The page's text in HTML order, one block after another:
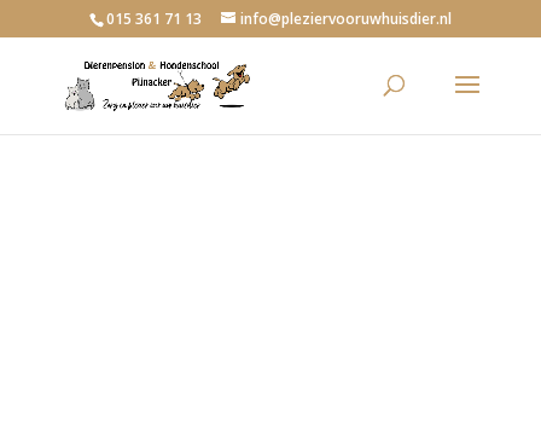
015 361 71 13 info@pleziervooruwhuisdier.nl